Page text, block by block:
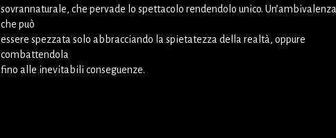
sovrannaturale, che pervade lo spettacolo rendendolo unico. Un’ambivalenza
che può
essere spezzata solo abbracciando la spietatezza della realtà, oppure
combattendola
fino alle inevitabili conseguenze.